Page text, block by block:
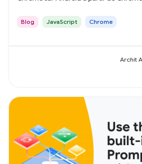
Blog JavaScript Chrome
Archit